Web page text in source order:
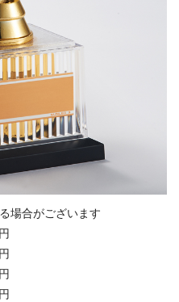
場合がございます